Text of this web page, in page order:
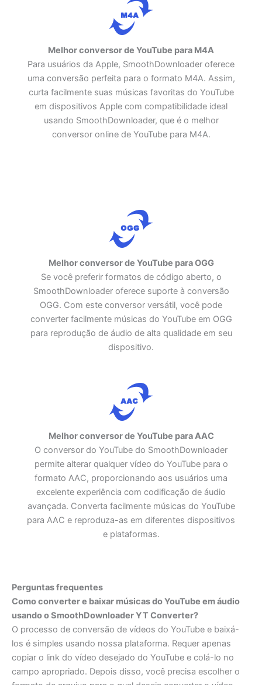
Melhor conversor de YouTube para M4A
Para usuários da Apple, SmoothDownloader oferece
uma conversão perfeita para o formato M4A. Assim,
curta facilmente suas músicas favoritas do YouTube
em dispositivos Apple com compatibilidade ideal
usando SmoothDownloader, que é o melhor
conversor online de YouTube para M4A.
Melhor conversor de YouTube para OGG
Se você preferir formatos de código aberto, o
SmoothDownloader oferece suporte à conversão
OGG. Com este conversor versátil, você pode
converter facilmente músicas do YouTube em OGG
para reprodução de áudio de alta qualidade em seu
dispositivo.
Melhor conversor de YouTube para AAC
O conversor do YouTube do SmoothDownloader
permite alterar qualquer vídeo do YouTube para o
formato AAC, proporcionando aos usuários uma
excelente experiência com codificação de áudio
avançada. Converta facilmente músicas do YouTube
para AAC e reproduza-as em diferentes dispositivos
e plataformas.
Perguntas frequentes
Como converter e baixar músicas do YouTube em áudio
usando o SmoothDownloader YT Converter?
O processo de conversão de vídeos do YouTube e baixá-
los é simples usando nossa plataforma. Requer apenas
copiar o link do vídeo desejado do YouTube e colá-lo no
campo apropriado. Depois disso, você precisa escolher o